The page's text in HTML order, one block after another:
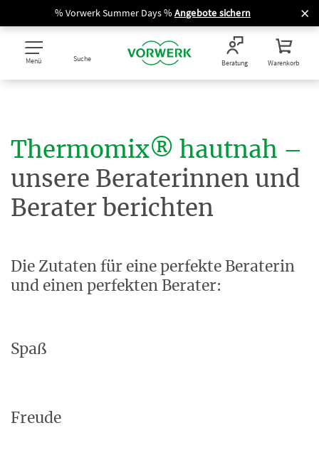
% Vorwerk Summer Days % Angebote sichern
Menü Suche Beratung Warenkorb
Thermomix® hautnah –
unsere Beraterinnen und
Berater berichten
Die Zutaten für eine perfekte Beraterin
und einen perfekten Berater:
Spaß
Freude